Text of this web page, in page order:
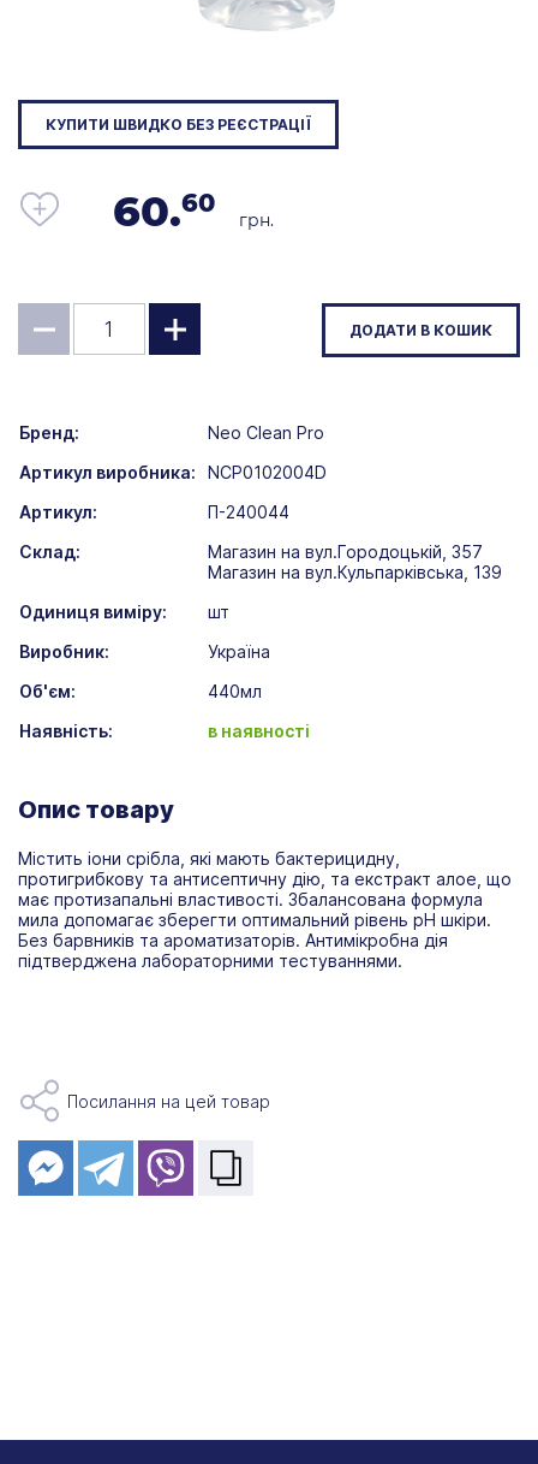
КУПИТИ ШВИДКО БЕЗ РЕЄСТРАЦІЇ
60.60
грн.
ДОДАТИ В КОШИК
Бренд:
Neo Clean Pro
Артикул виробника:
NCP0102004D
Артикул:
П-240044
Склад:
Магазин на вул.Городоцькій, 357
Магазин на вул.Кульпарківська, 139
Одиниця виміру:
шт
Виробник:
Україна
Об'єм:
440мл
Наявність:
в наявності
Опис товару
Містить іони срібла, які мають бактерицидну,
протигрибкову та антисептичну дію, та екстракт алое, що
має протизапальні властивості. Збалансована формула
мила допомагає зберегти оптимальний рівень рН шкіри.
Без барвників та ароматизаторів. Антимікробна дія
підтверджена лабораторними тестуваннями.
Посилання на цей товар